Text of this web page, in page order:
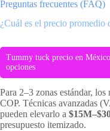
Preguntas frecuentes (FAQ)
¿Cuál es el precio
Tummy tuck precio en
opciones
Para 2–3 zonas estándar,
COP. Técnicas avanzadas
pueden elevarlo a
presupuesto itemizado.